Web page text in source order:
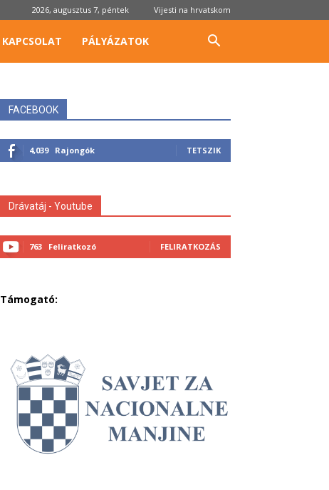
2026, augusztus 7, péntek Vijesti na hrvatskom
KAPCSOLAT PÁLYÁZATOK
FACEBOOK
4,039 Rajongók TETSZIK
Drávatáj - Youtube
763 Feliratkozó FELIRATKOZÁS
Támogató: